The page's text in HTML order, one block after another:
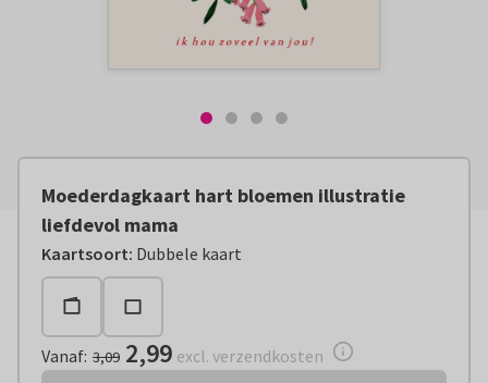
Moederdagkaart hart bloemen illustratie
liefdevol mama
Kaartsoort: Dubbele kaart
Vanaf: € 2,99 excl. verzendkosten
Vanaf: 3,09 2,99 excl. verzendkosten